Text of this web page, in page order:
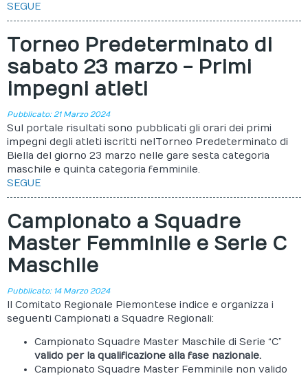
SEGUE
Torneo Predeterminato di
sabato 23 marzo - Primi
impegni atleti
Pubblicato: 21 Marzo 2024
Sul portale risultati sono pubblicati gli orari dei primi
impegni degli atleti iscritti nel Torneo Predeterminato di
Biella del giorno 23 marzo nelle gare sesta categoria
maschile e quinta categoria femminile.
SEGUE
Campionato a Squadre
Master Femminile e Serie C
Maschile
Pubblicato: 14 Marzo 2024
Il Comitato Regionale Piemontese indice e organizza i
seguenti Campionati a Squadre Regionali:
Campionato Squadre Master Maschile di Serie “C”
valido per la qualificazione alla fase nazionale.
Campionato Squadre Master Femminile non valido